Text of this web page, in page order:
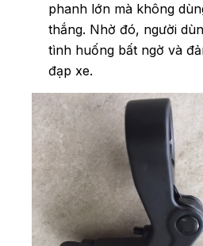
phanh lớn mà không
thắng. Nhờ đó, người
tình huống bất ngờ và
đạp xe.